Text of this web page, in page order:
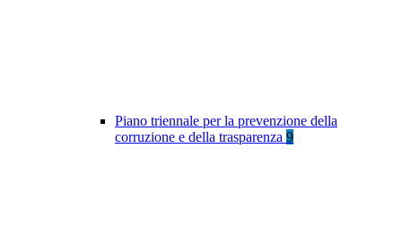
Piano triennale per la prevenzione della
corruzione e della trasparenza 9